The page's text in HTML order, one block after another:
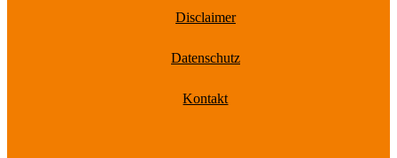
Disclaimer
Datenschutz
Kontakt